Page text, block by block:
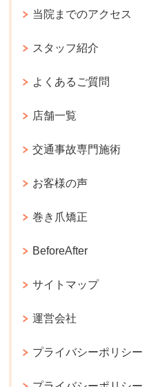
当院までのアクセス
スタッフ紹介
よくあるご質問
店舗一覧
交通事故専門施術
お客様の声
巻き爪矯正
BeforeAfter
サイトマップ
運営会社
プライバシーポリシー